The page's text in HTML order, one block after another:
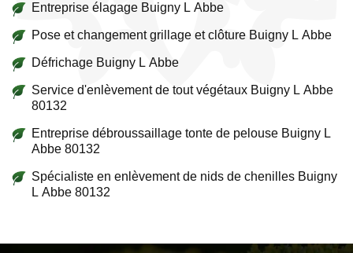
Entreprise élagage Buigny L Abbe
Pose et changement grillage et clôture Buigny L Abbe
Défrichage Buigny L Abbe
Service d'enlèvement de tout végétaux Buigny L Abbe
80132
Entreprise débroussaillage tonte de pelouse Buigny L
Abbe 80132
Spécialiste en enlèvement de nids de chenilles Buigny
L Abbe 80132